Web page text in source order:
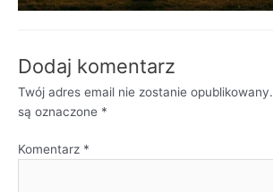
Dodaj komentarz
Twój adres email nie zostanie opublikowany.
są oznaczone *
Komentarz *